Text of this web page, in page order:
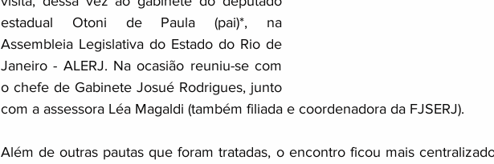
estadual Otoni de Paula (pai)*, na
Assembleia Legislativa do Estado do Rio de
Janeiro - ALERJ. Na ocasião reuniu-se com
o chefe de Gabinete Josué Rodrigues, junto
com a assessora Léa Magaldi (também filiada e coordenadora da FJSERJ).
Além de outras pautas que foram tratadas, o encontro ficou mais